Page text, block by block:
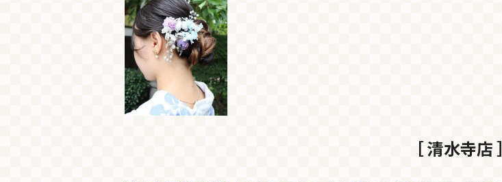
［ 清水寺店 ］